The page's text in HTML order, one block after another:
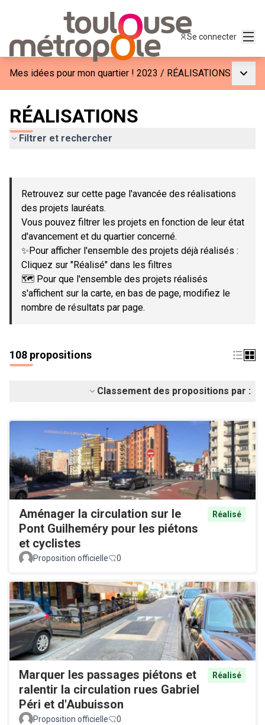
Se connecter
Mes idées pour mon quartier ! 2023 / RÉALISATIONS
RÉALISATIONS
Filtrer et rechercher
−
Retrouvez sur cette page l'avancée des réalisations
des projets lauréats.
Vous pouvez filtrer les projets en fonction de leur état
d'avancement et du quartier concerné.
✨Pour afficher l'ensemble des projets déjà réalisés :
Cliquez sur "Réalisé" dans les filtres
🗺️ Pour que l'ensemble des projets réalisés
s'affichent sur la carte, en bas de page, modifiez le
nombre de résultats par page.
108 propositions
Classement des propositions par :
Aménager la circulation sur le
Pont Guilheméry pour les piétons
et cyclistes
Réalisé
Proposition officielle 0
Marquer les passages piétons et
ralentir la circulation rues Gabriel
Péri et d'Aubuisson
Réalisé
Proposition officielle 0